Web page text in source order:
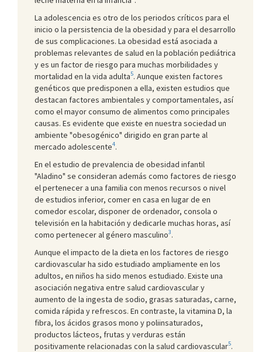
La adolescencia es otro de los periodos críticos para el
inicio o la persistencia de la obesidad y para el desarrollo
de sus complicaciones. La obesidad está asociada a
problemas relevantes de salud en la población pediátrica
y es un factor de riesgo para muchas morbilidades y
mortalidad en la vida adulta5. Aunque existen factores
genéticos que predisponen a ella, existen estudios que
destacan factores ambientales y comportamentales, así
como el mayor consumo de alimentos como principales
causas. Es evidente que existe en nuestra sociedad un
ambiente "obesogénico" dirigido en gran parte al
mercado adolescente4.
En el estudio de prevalencia de obesidad infantil
"Aladino" se consideran además como factores de riesgo
el pertenecer a una familia con menos recursos o nivel
de estudios inferior, comer en casa en lugar de en
comedor escolar, disponer de ordenador, consola o
televisión en la habitación y dedicarle muchas horas, así
como pertenecer al género masculino3.
Aunque el impacto de la dieta en los factores de riesgo
cardiovascular ha sido estudiado ampliamente en los
adultos, en niños ha sido menos estudiado. Existe una
asociación negativa entre salud cardiovascular y
aumento de la ingesta de sodio, grasas saturadas, carne,
comida rápida y refrescos. En contraste, la vitamina D, la
fibra, los ácidos grasos mono y poliinsaturados,
productos lácteos, frutas y verduras están
positivamente relacionadas con la salud cardiovascular5.